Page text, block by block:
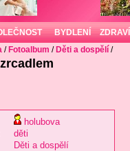
BYDLENÍ ZDRAVÍ
/ Fotoalbum / Děti a dospělí /
holubova
děti
Děti a dospělí